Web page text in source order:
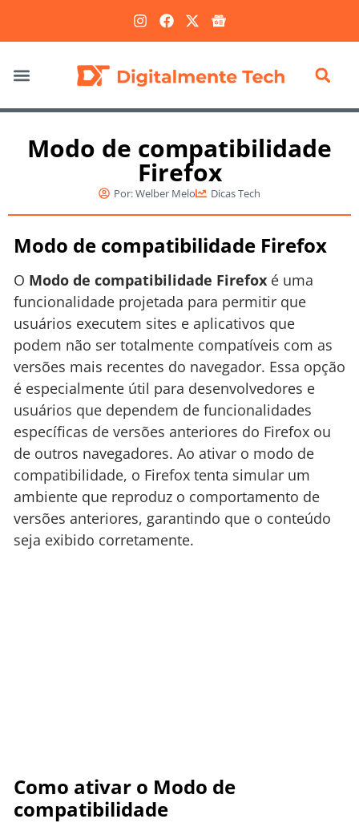
Modo de compatibilidade
Firefox
Por:Welber Melo Dicas Tech
Modo de compatibilidade Firefox
O Modo de compatibilidade Firefox é uma
funcionalidade projetada para permitir que
usuários executem sites e aplicativos que
podem não ser totalmente compatíveis com as
versões mais recentes do navegador. Essa opção
é especialmente útil para desenvolvedores e
usuários que dependem de funcionalidades
específicas de versões anteriores do Firefox ou
de outros navegadores. Ao ativar o modo de
compatibilidade, o Firefox tenta simular um
ambiente que reproduz o comportamento de
versões anteriores, garantindo que o conteúdo
seja exibido corretamente.
Como ativar o Modo de
compatibilidade